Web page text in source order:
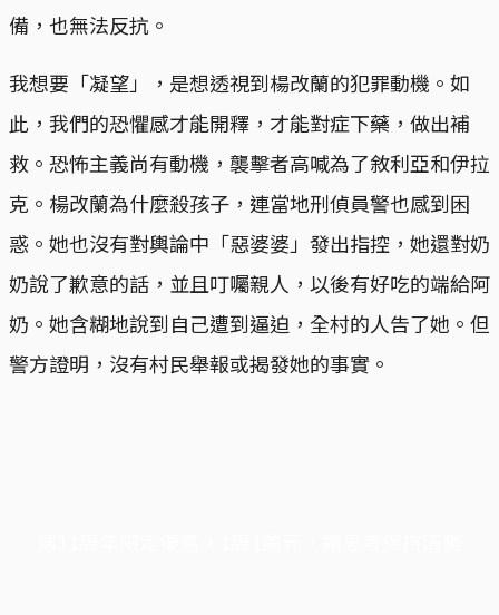
備，也無法反抗。
我想要「凝望」，是想透視到楊改蘭的犯罪動機。如
此，我們的恐懼感才能開釋，才能對症下藥，做出補
救。恐怖主義尚有動機，襲擊者高喊為了敘利亞和伊拉
克。楊改蘭為什麼殺孩子，連當地刑偵員警也感到困
惑。她也沒有對輿論中「惡婆婆」發出指控，她還對奶
奶說了歉意的話，並且叮囑親人，以後有好吃的端給阿
奶。她含糊地說到自己遭到逼迫，全村的人告了她。但
警方證明，沒有村民舉報或揭發她的事實。